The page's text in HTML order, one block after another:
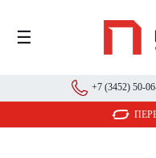
☰
+7 (3452) 50-